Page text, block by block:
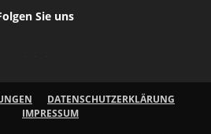
Sie uns
DATENSCHUTZERKLÄRUNG
IMPRESSUM